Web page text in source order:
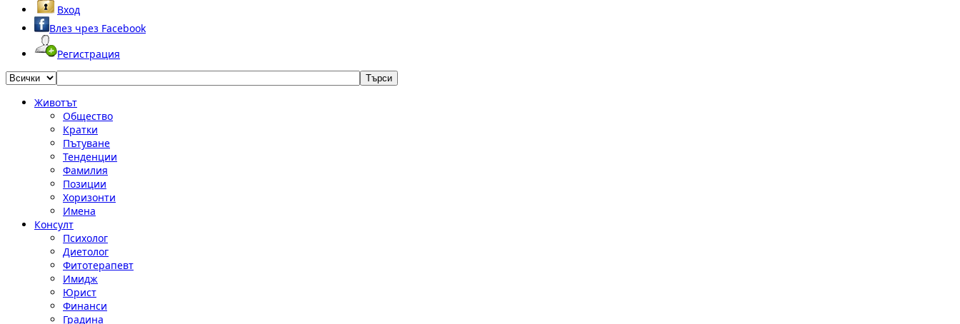
Вход
Влез чрез Facebook
Регистрация
Животът
Общество
Кратки
Пътуване
Тенденции
Фамилия
Позиции
Хоризонти
Имена
Консулт
Психолог
Диетолог
Фитотерапевт
Имидж
Юрист
Финанси
Градина